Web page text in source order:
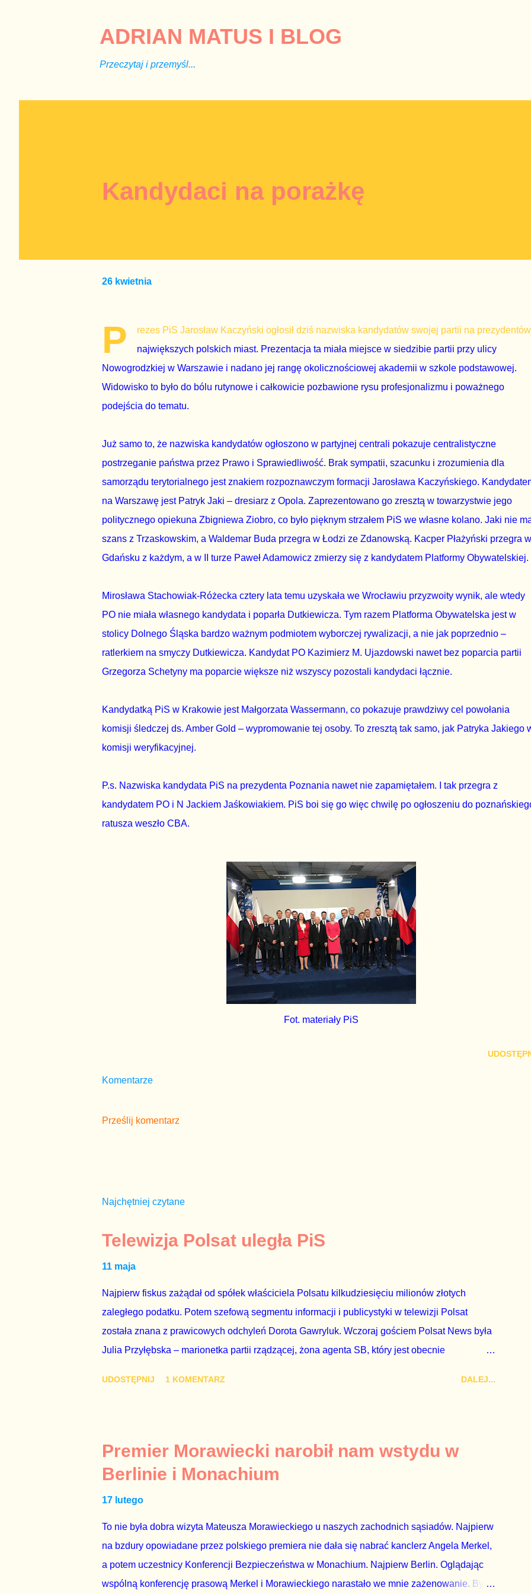
ADRIAN MATUS I BLOG
Przeczytaj i przemyśl...
Kandydaci na porażkę
26 kwietnia
P
rezes PiS Jarosław Kaczyński ogłosił dziś nazwiska kandydatów swojej partii na prezydentów
największych polskich miast. Prezentacja ta miała miejsce w siedzibie partii przy ulicy
Nowogrodzkiej w Warszawie i nadano jej rangę okolicznościowej akademii w szkole podstawowej.
Widowisko to było do bólu rutynowe i całkowicie pozbawione rysu profesjonalizmu i poważnego
podejścia do tematu.
Już samo to, że nazwiska kandydatów ogłoszono w partyjnej centrali pokazuje centralistyczne
postrzeganie państwa przez Prawo i Sprawiedliwość. Brak sympatii, szacunku i zrozumienia dla
samorządu terytorialnego jest znakiem rozpoznawczym formacji Jarosława Kaczyńskiego.
na Warszawę jest Patryk Jaki – dresiarz z Opola. Zaprezentowano go zresztą w towarzystwie jego
politycznego opiekuna Zbigniewa Ziobro, co było pięknym strzałem PiS we własne kolano. Jaki nie
szans z Trzaskowskim, a Waldemar Buda przegra w Łodzi ze Zdanowską. Kacper Płażyński przegra w
Gdańsku z każdym, a w II turze Paweł Adamowicz zmierzy się z kandydatem Platformy Obywatelskiej.
Mirosława Stachowiak-Różecka cztery lata temu uzyskała we Wrocławiu przyzwoity wynik, ale wtedy
PO nie miała własnego kandydata i poparła Dutkiewicza. Tym razem Platforma Obywatelska jest w
stolicy Dolnego Śląska bardzo ważnym podmiotem wyborczej rywalizacji, a nie jak poprzednio –
ratlerkiem na smyczy Dutkiewicza. Kandydat PO Kazimierz M. Ujazdowski nawet bez poparcia partii
Grzegorza Schetyny ma poparcie większe niż wszyscy pozostali kandydaci łącznie.
Kandydatką PiS w Krakowie jest Małgorzata Wassermann, co pokazuje prawdziwy cel powołania
komisji śledczej ds. Amber Gold – wypromowanie tej osoby. To zresztą tak samo, jak Patryka Jakiego
komisji weryfikacyjnej.
P.s. Nazwiska kandydata PiS na prezydenta Poznania nawet nie zapamiętałem. I tak przegra z
kandydatem PO i N Jackiem Jaśkowiakiem. PiS boi się go więc chwilę po ogłoszeniu do
ratusza weszło CBA.
Fot. materiały PiS
Komentarze
Prześlij komentarz
Najchętniej czytane
Telewizja Polsat uległa PiS
11 maja
Najpierw fiskus zażądał od spółek właściciela Polsatu kilkudziesięciu milionów złotych
zaległego podatku. Potem szefową segmentu informacji i publicystyki w telewizji Polsat
została znana z prawicowych odchyleń Dorota Gawryluk. Wczoraj gościem Polsat News była
Julia Przyłębska – marionetka partii rządzącej, żona agenta SB, który jest obecnie
z TVP i TVN nie dorastają do pięt. Smutne, że znowu dał się złamać partii Jarosława
Kaczyńskiego. Znowu, bo w 2007 roku też tak się stało. Na kilka tygodni przed
przedterminowymi wyborami parlamentarnymi do biur Solorza politycy PiS wysłali Agencję
Bezpieczeństwa Wewnętrznego, a kilka dni później...
UDOSTĘPNIJ 1 KOMENTARZ DALEJ...
Premier Morawiecki narobił nam wstydu w
Berlinie i Monachium
17 lutego
To nie była dobra wizyta Mateusza Morawieckiego u naszych zachodnich sąsiadów. Najpierw
na bzdury opowiadane przez polskiego premiera nie dała się nabrać kanclerz Angela Merkel,
a potem uczestnicy Konferencji Bezpieczeństwa w Monachium. Najpierw Berlin. Oglądając
wspólną konferencję prasową Merkel i Morawieckiego narastało we mnie zażenowanie. Było